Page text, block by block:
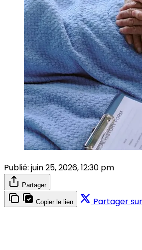
Publié: juin 25, 2026, 12:30 pm
Partager
Copier le lien Partager